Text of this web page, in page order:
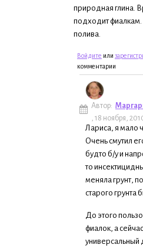
природная глина.
подходит
полива.
Войдите или
комментарии
Автор:
, 18 ноября,
Лариса, я мало
Очень смутил
будто б/у и
то
меняла грунт,
старого грунта
До этого
фиалок, а
универсальный